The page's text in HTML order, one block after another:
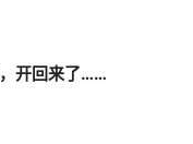
开回来了……